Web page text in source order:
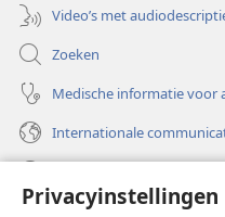
Privacyinstellingen
Video’s met
Zoeken
Medische informatie voor
Internationale